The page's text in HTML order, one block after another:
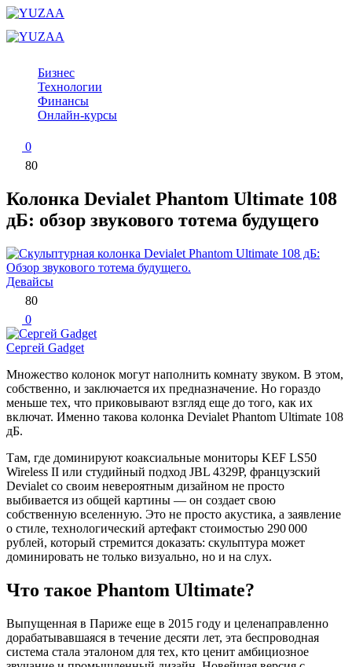
Перейти
контенту
Бизнес
Технологии
Финансы
Онлайн-курсы
0
80
Колонка Devialet Phantom Ultimate 108
дБ: обзор звукового тотема будущего
Девайсы
80
0
Сергей Gadget
Множество колонок могут наполнить комнату звуком. В этом,
собственно, и заключается их предназначение. Но гораздо
меньше тех, что приковывают взгляд еще до того, как их
включат. Именно такова колонка Devialet Phantom Ultimate 108
дБ.
Там, где доминируют коаксиальные мониторы KEF LS50
Wireless II или студийный подход JBL 4329P, французский
Devialet со своим невероятным дизайном не просто
выбивается из общей картины — он создает свою
собственную вселенную. Это не просто акустика, а заявление
о стиле, технологический артефакт стоимостью 290 000
рублей, который стремится доказать: скульптура может
доминировать не только визуально, но и на слух.
Что такое Phantom Ultimate?
Выпущенная в Париже еще в 2015 году и целенаправленно
дорабатывавшаяся в течение десяти лет, эта беспроводная
система стала эталоном для тех, кто ценит амбициозное